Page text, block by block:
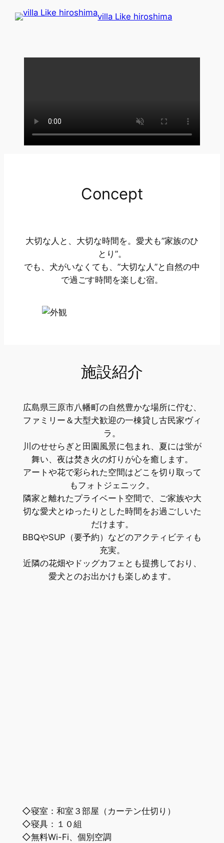
villa Like hiroshima
Concept
大切な人と、大切な時間を。愛犬も”家族のひ
とり”。
でも、犬がいなくても、”大切な人”と自然の中
で過ごす時間を楽しむ宿。
施設紹介
広島県三原市八幡町の自然豊かな場所に佇む、
ファミリー＆大型犬歓迎の一棟貸し古民家ヴィ
ラ。
川のせせらぎと田園風景に包まれ、夏には蛍が
舞い、夜は焚き火の灯りが心を癒します。
アートや花で彩られた空間はどこを切り取って
もフォトジェニック。
隣家と離れたプライベート空間で、ご家族や大
切な愛犬とゆったりとした時間をお過ごしいた
だけます。
BBQやSUP（要予約）などのアクティビティも
充実。
近隣の花畑やドッグカフェとも提携しており、
愛犬とのお出かけも楽しめます。
◇寝室：和室３部屋（カーテン仕切り）
◇寝具：１０組
◇無料Wi-Fi、個別空調